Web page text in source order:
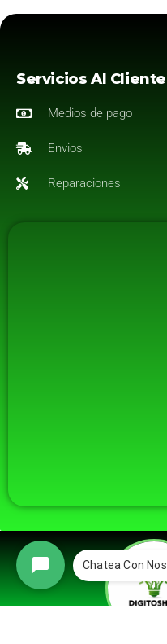
Servicios Al Cliente
Medios de pago
Envios
Reparaciones
Chatea Con